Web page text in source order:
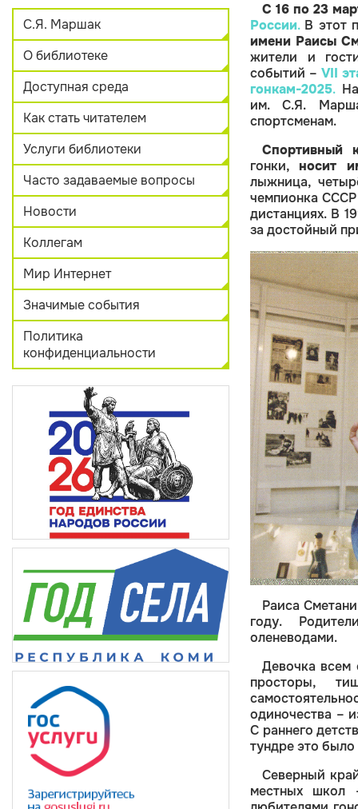
С.Я. Маршак
О библиотеке
Доступная среда
Как стать читателем
Услуги библиотеки
Часто задаваемые вопросы
Новости
Коллегам
Мир Интернет
Значимые события
Политика
конфиденциальности
С 16 по 23
России.В этот
имени Раисы
жители и
событий –VII
гонкам-2025.
им. С.Я.
спортсменам.
Спортивный
гонки,носит
лыжница,
чемпионка
дистанциях. В
за достойный
Раиса
году.
оленеводами.
Девочка
просторы,
одиночества –
С раннего
тундре это
Северный
местных